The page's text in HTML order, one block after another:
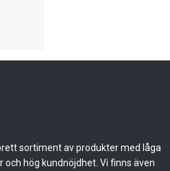
sortiment av produkter med låga
och hög kundnöjdhet. Vi finns även